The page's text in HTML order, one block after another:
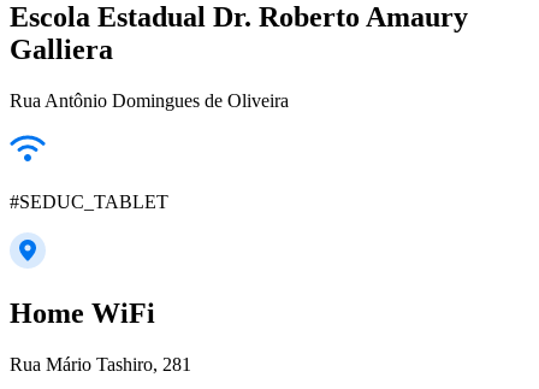
Escola Estadual Dr. Roberto Amaury
Galliera
Rua Antônio Domingues de Oliveira
#SEDUC_TABLET
Home WiFi
Rua Mário Tashiro, 281